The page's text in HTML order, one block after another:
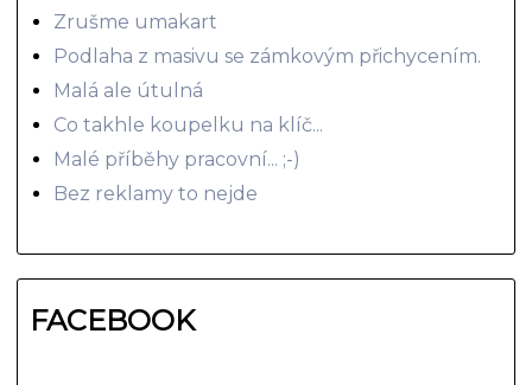
Zrušme umakart
Podlaha z masivu se zámkovým přichycením.
Malá ale útulná
Co takhle koupelku na klíč...
Malé příběhy pracovní... ;-)
Bez reklamy to nejde
FACEBOOK